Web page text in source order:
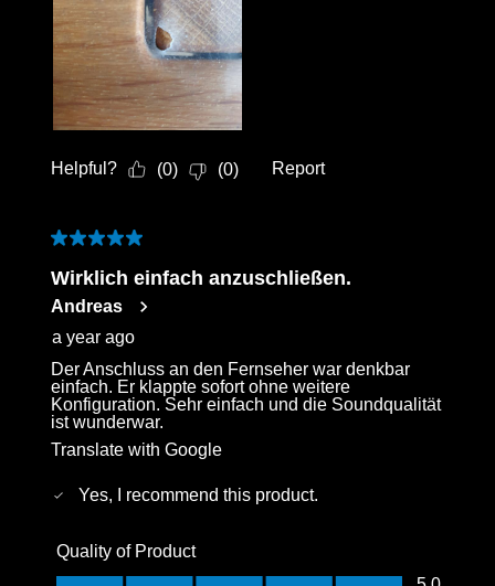
Helpful? (0) (0) Report
5 out of 5 stars.
Wirklich einfach anzuschließen.
Andreas
a year ago
Der Anschluss an den Fernseher war denkbar
einfach. Er klappte sofort ohne weitere
Konfiguration. Sehr einfach und die Soundqualität
ist wunderwar.
Translate with Google
Yes, I recommend this product.
Quality of Product
Quality of Product, 5.0 out of 5